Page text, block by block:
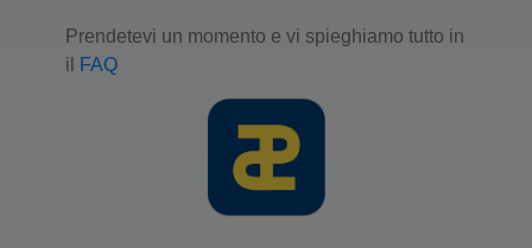
Prendetevi un momento e vi spieghiamo tutto in
il
FAQ